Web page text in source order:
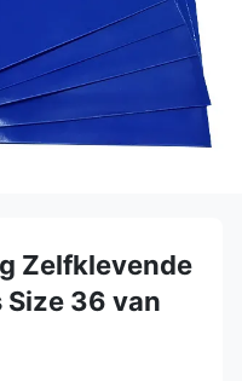
Zelfklevende
Size 36 van